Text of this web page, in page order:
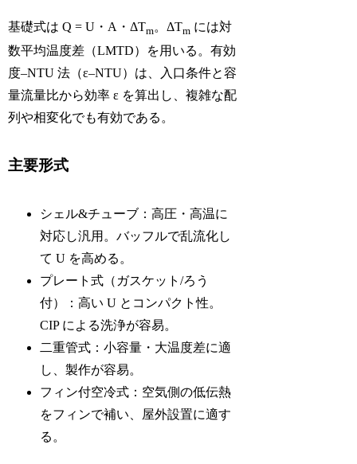
基礎式は Q = U・A・ΔTm。ΔTm には対
数平均温度差（LMTD）を用いる。有効
度–NTU 法（ε–NTU）は、入口条件と容
量流量比から効率 ε を算出し、複雑な配
列や相変化でも有効である。
主要形式
シェル&チューブ：高圧・高温に
対応し汎用。バッフルで乱流化し
て U を高める。
プレート式（ガスケット/ろう
付）：高い U とコンパクト性。
CIP による洗浄が容易。
二重管式：小容量・大温度差に適
し、製作が容易。
フィン付空冷式：空気側の低伝熱
をフィンで補い、屋外設置に適す
る。